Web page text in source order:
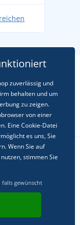
zuverlässig und
behalten und um
zu zeigen.
von einer
Eine Cookie-Datei
es uns, Sie
Wenn Sie auf
stimmen Sie
gewünscht